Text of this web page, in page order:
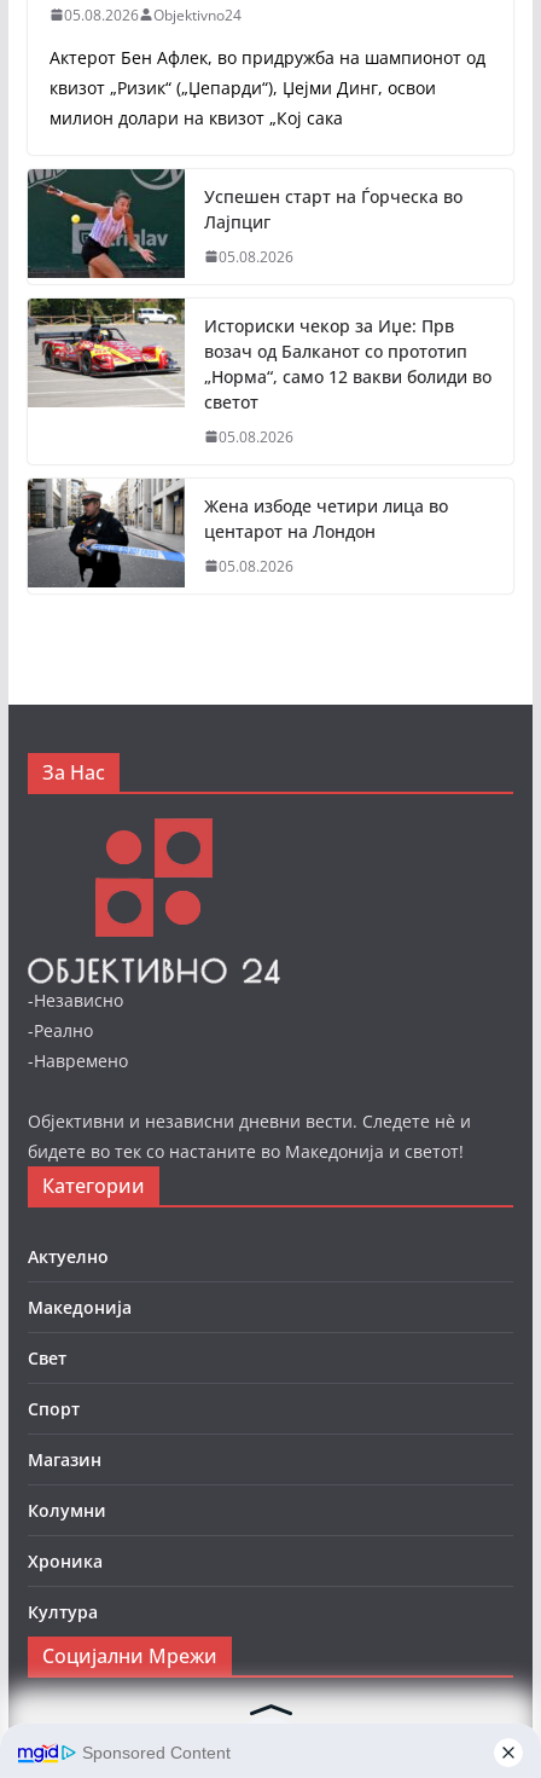
05.08.2026 Objektivno24
Актерот Бен Афлек, во придружба на шампионот од
квизот „Ризик“ („Џепарди“), Џејми Динг, освои
милион долари на квизот „Кој сака
Успешен старт на Ѓорческа во
Лајпциг
05.08.2026
Историски чекор за Иџе: Прв
возач од Балканот со прототип
„Норма“, само 12 вакви болиди во
светот
05.08.2026
Жена избоде четири лица во
центарот на Лондон
05.08.2026
За Нас
-Независно
-Реално
-Навремено
Објективни и независни дневни вести. Следете нè и
бидете во тек со настаните во Македонија и светот!
Категории
Актуелно
Македонија
Свет
Спорт
Магазин
Колумни
Хроника
Култура
Социјални Мрежи